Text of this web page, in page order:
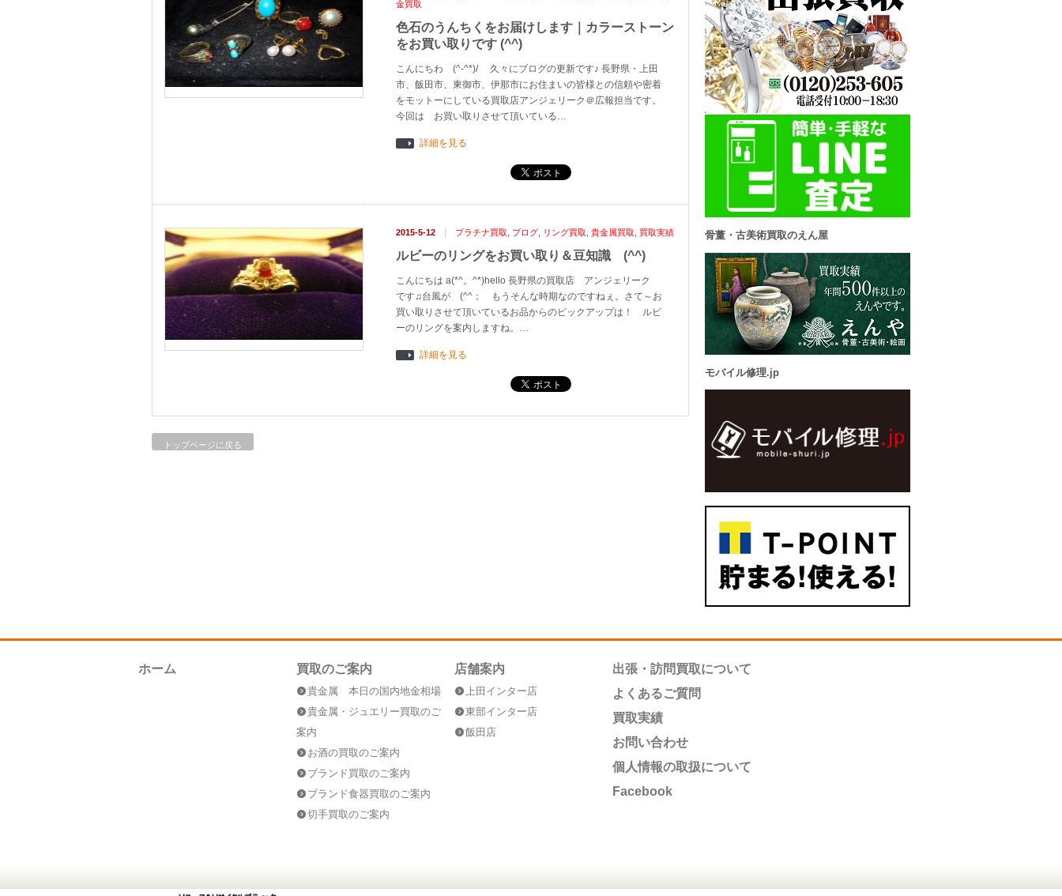
金買取
色石のうんちくをお届けします｜カラーストーン
をお買い取りです (^^)
こんにちわ (^-^*)/ 久々にブログの更新です♪ 長野県・上田
市、飯田市、東御市、伊那市にお住まいの皆様との信頼や密着
をモットーにしている買取店アンジェリーク＠広報担当です。
今回は お買い取りさせて頂いている…
詳細を見る
2015-5-12 プラチナ買取 ブログ リング買取 貴金属買取 買取実績
ルビーのリングをお買い取り＆豆知識 (^^)
こんにちは a(*^。^*)hello 長野県の買取店 アンジェリーク
です♫台風が (^^； もうそんな時期なのですねぇ。さて～お
買い取りさせて頂いているお品からのピックアップは！ ルビ
ーのリングを案内しますね。…
詳細を見る
トップページに戻る
骨董・古美術買取のえん屋
モバイル修理.jp
ホーム 買取のご案内
貴金属 本日の国内地金相場
貴金属・ジュエリー買取のご
案内
お酒の買取のご案内
ブランド買取のご案内
ブランド食器買取のご案内
切手買取のご案内
店舗案内
上田インター店
東部インター店
飯田店
出張・訪問買取について
よくあるご質問
買取実績
お問い合わせ
個人情報の取扱について
Facebook